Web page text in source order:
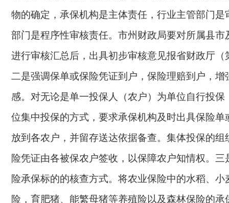
物的确定，承保机构是主体责任，行业主管部门是
部门是程序性审核责任。市州财政局要对所属县市
进行审核汇总后，出具初步审核意见报省财政厅（
二是强调保单或保险凭证到户，保险理赔到户，增
感。对无论是单一投保人（农户）为单位自行投保
位集中投保的方式，要求承保机构及时出具保险单
放到各农户，并留存送达依据备查。集体投保的组
险凭证由各被保农户签收，以保障农户知情权。三
险承保标的的核查方式。将农业保险中的水稻、小
险，育肥猪、能繁母猪等养殖险以及森林保险的承